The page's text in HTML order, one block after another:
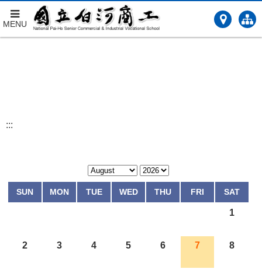
跳
MENU
:::
SUN MON TUE WED THU FRI SAT
1
2 3 4 5 6 7 8